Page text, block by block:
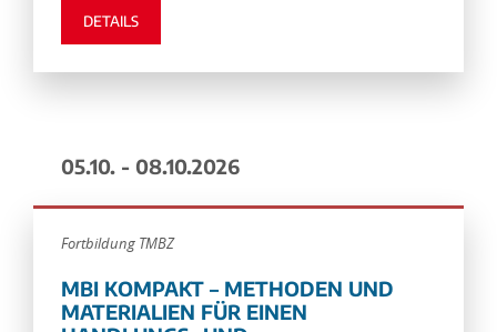
DETAILS
05.10. - 08.10.2026
Fortbildung TMBZ
MBI KOMPAKT – METHODEN UND
MATERIALIEN FÜR EINEN